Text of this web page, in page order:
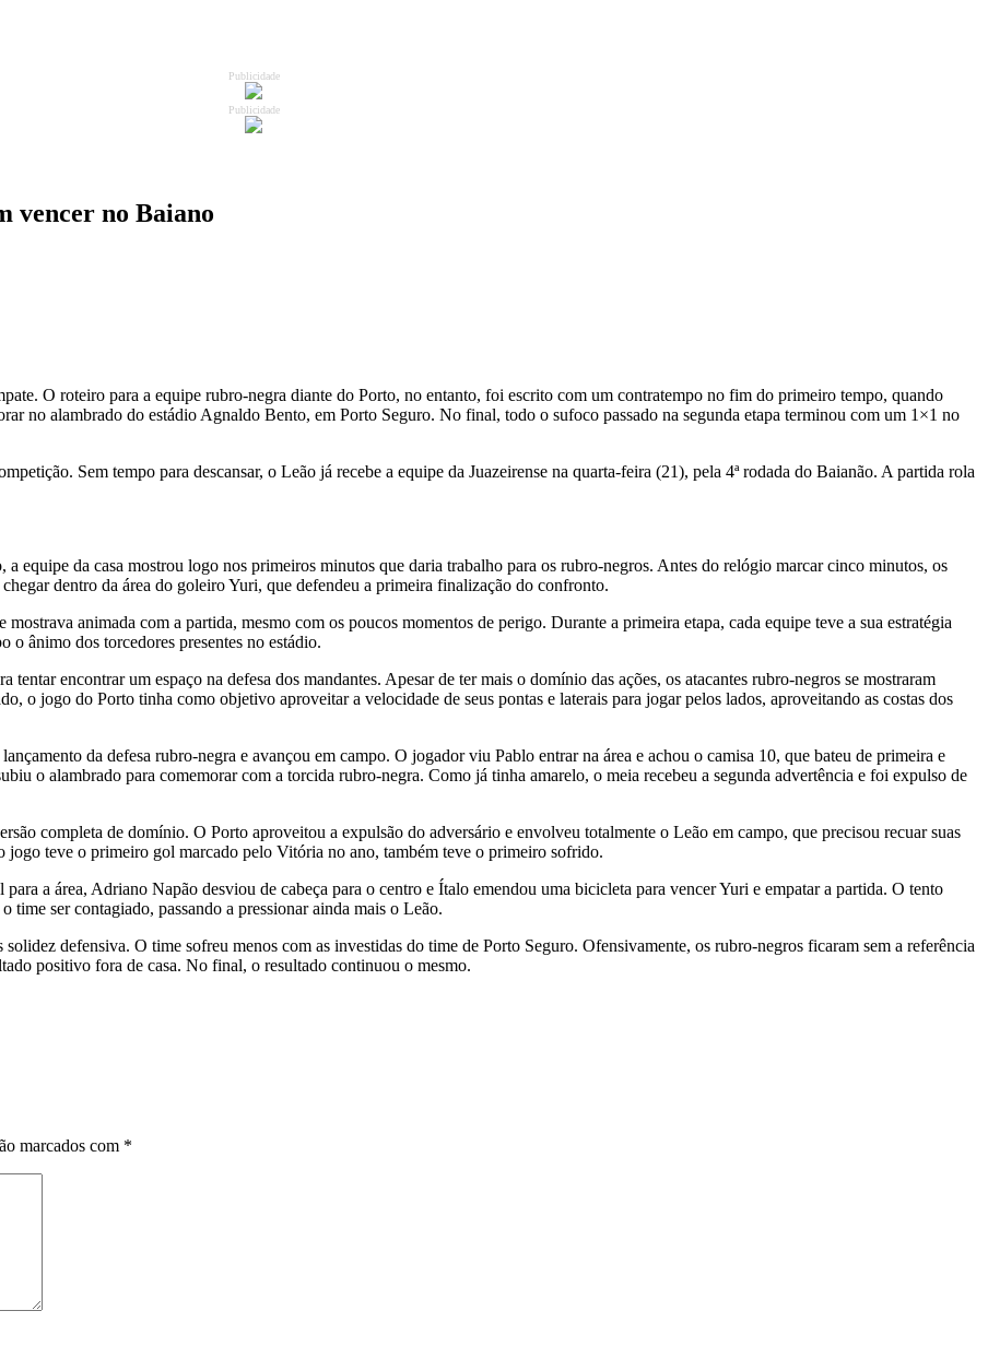
Publicidade
Publicidade
vencer no Baiano
O roteiro para a equipe rubro-negra diante do Porto, no entanto, foi escrito com um contratempo no fim do primeiro tempo, quando
no alambrado do estádio Agnaldo Bento, em Porto Seguro. No final, todo o sufoco passado na segunda etapa terminou com um 1×1 no
Sem tempo para descansar, o Leão já recebe a equipe da Juazeirense na quarta-feira (21), pela 4ª rodada do Baianão. A partida rola
equipe da casa mostrou logo nos primeiros minutos que daria trabalho para os rubro-negros. Antes do relógio marcar cinco minutos, os
dentro da área do goleiro Yuri, que defendeu a primeira finalização do confronto.
animada com a partida, mesmo com os poucos momentos de perigo. Durante a primeira etapa, cada equipe teve a sua estratégia
o ânimo dos torcedores presentes no estádio.
encontrar um espaço na defesa dos mandantes. Apesar de ter mais o domínio das ações, os atacantes rubro-negros se mostraram
o jogo do Porto tinha como objetivo aproveitar a velocidade de seus pontas e laterais para jogar pelos lados, aproveitando as costas dos
da defesa rubro-negra e avançou em campo. O jogador viu Pablo entrar na área e achou o camisa 10, que bateu de primeira e
o alambrado para comemorar com a torcida rubro-negra. Como já tinha amarelo, o meia recebeu a segunda advertência e foi expulso de
completa de domínio. O Porto aproveitou a expulsão do adversário e envolveu totalmente o Leão em campo, que precisou recuar suas
jogo teve o primeiro gol marcado pelo Vitória no ano, também teve o primeiro sofrido.
a área, Adriano Napão desviou de cabeça para o centro e Ítalo emendou uma bicicleta para vencer Yuri e empatar a partida. O tento
ser contagiado, passando a pressionar ainda mais o Leão.
defensiva. O time sofreu menos com as investidas do time de Porto Seguro. Ofensivamente, os rubro-negros ficaram sem a referência
positivo fora de casa. No final, o resultado continuou o mesmo.
marcados com *